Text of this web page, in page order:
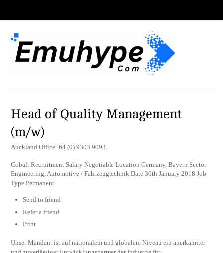
Head of Quality Management
(m/w)
Auckland Office+64 (0) 9303 9093
Cobalt Recruitment Salary Negotiable Location Germany, Bayern Sector
Engineering, Automotive / Fahrzeugtechnik Date 30th January 2018 Job
Type Permanent
Send to friend
Refer a friend
Print
Unser Mandant ist auf nationalem und globalem Niveau ein anerkannter